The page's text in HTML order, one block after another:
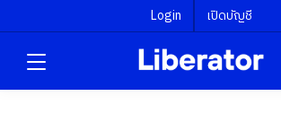
Login เปิดบัญชี